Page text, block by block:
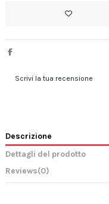
Scrivi la tua recensione
Descrizione
Dettagli del prodotto
Reviews(0)